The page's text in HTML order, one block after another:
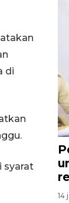
di
syarat
14